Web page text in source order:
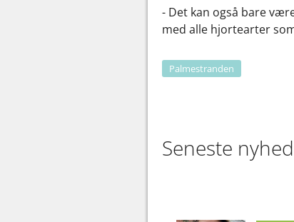
- Det kan også bare
med alle hjortearter
Palmestranden
Seneste